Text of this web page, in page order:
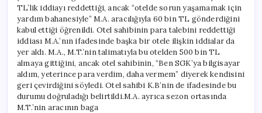
TL’lik iddiayı reddettiği, ancak “otelde sorun yaşamamak için
yardım bahanesiyle” M.A. aracılığıyla 60 bin TL gönderdiğini
kabul ettiği öğrenildi. Otel sahibinin para talebini reddettiği
iddiası M.A.’nın ifadesinde başka bir otele ilişkin iddialar da
yer aldı. M.A., M.T.’nin talimatıyla bu otelden 500 bin TL
almaya gittiğini, ancak otel sahibinin, “Ben SGK’ya bilgisayar
aldım, yeterince para verdim, daha vermem” diyerek kendisini
geri çevirdiğini söyledi. Otel sahibi K.B’nin de ifadesinde bu
durumu doğruladığı belirtildi.M.A. ayrıca sezon ortasında
M.T.’nin aracının baga